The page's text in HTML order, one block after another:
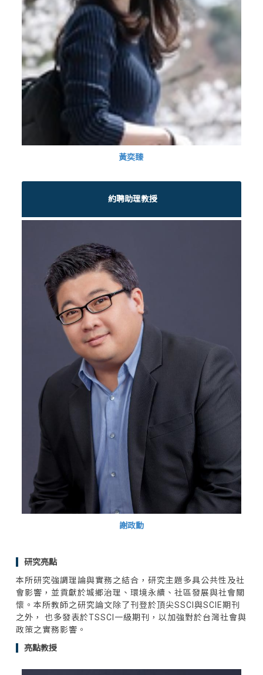
黃奕臻
約聘助理教授
謝政勳
研究亮點
本所研究強調理論與實務之結合，研究主題多具公共性及社
會影響，並貢獻於城鄉治理、環境永續、社區發展與社會關
懷。本所教師之研究論文除了刊登於頂尖SSCI與SCIE期刊
之外， 也多發表於TSSCI一級期刊，以加強對於台灣社會與
政策之實務影響。
亮點教授